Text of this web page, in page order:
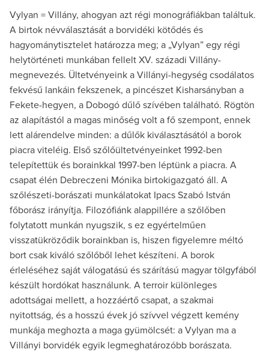
Vylyan = Villány, ahogyan azt régi monográfiákban találtuk.
A birtok névválasztását a borvidéki kötődés és
hagyománytisztelet határozza meg; a „Vylyan” egy régi
helytörténeti munkában fellelt XV. századi Villány-
megnevezés. Ültetvényeink a Villányi-hegység csodálatos
fekvésű lankáin fekszenek, a pincészet Kisharsányban a
Fekete-hegyen, a Dobogó dűlő szívében található. Rögtön
az alapítástól a magas minőség volt a fő szempont, ennek
lett alárendelve minden: a dűlők kiválasztásától a borok
piacra viteléig. Első szőlőültetvényeinket 1992-ben
telepítettük és borainkkal 1997-ben léptünk a piacra. A
csapat élén Debreczeni Mónika birtokigazgató áll. A
szőlészeti-borászati munkálatokat Ipacs Szabó István
főborász irányítja. Filozófiánk alappillére a szőlőben
folytatott munkán nyugszik, s ez egyértelműen
visszatükröződik borainkban is, hiszen figyelemre méltó
bort csak kiváló szőlőből lehet készíteni. A borok
érleléséhez saját válogatású és szárítású magyar tölgyfából
készült hordókat használunk. A terroir különleges
adottságai mellett, a hozzáértő csapat, a szakmai
nyitottság, és a hosszú évek jó szívvel végzett kemény
munkája meghozta a maga gyümölcsét: a Vylyan ma a
Villányi borvidék egyik legmeghatározóbb borászata.